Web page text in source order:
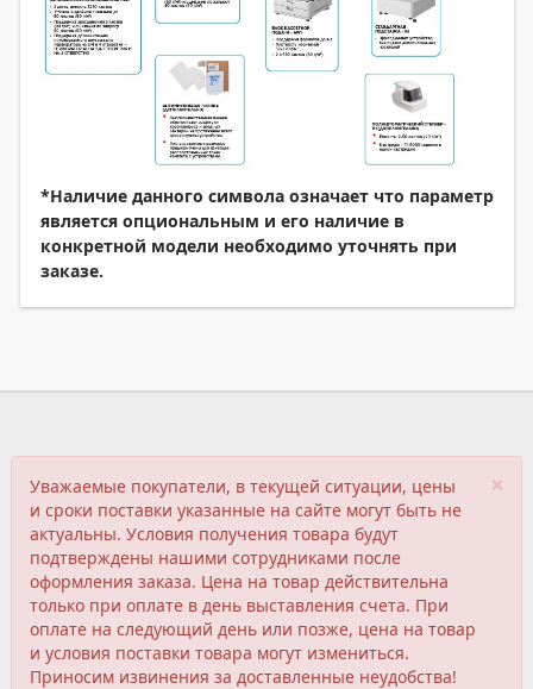
*Наличие данного символа означает что параметр
является опциональным и его наличие в
конкретной модели необходимо уточнять при
заказе.
×
Уважаемые покупатели, в текущей ситуации, цены
и сроки поставки указанные на сайте могут быть не
актуальны. Условия получения товара будут
подтверждены нашими сотрудниками после
оформления заказа. Цена на товар действительна
только при оплате в день выставления счета. При
оплате на следующий день или позже, цена на товар
и условия поставки товара могут измениться.
Приносим извинения за доставленные неудобства!